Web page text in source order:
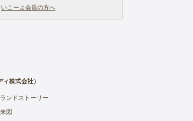
いこーよ会員の方へ
ィ株式会社）
ンドストーリー
図